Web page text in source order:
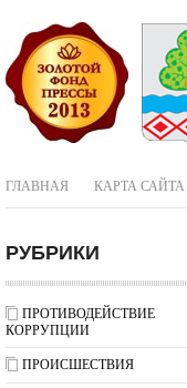
ГЛАВНАЯ КАРТА САЙТА
РУБРИКИ
ПРОТИВОДЕЙСТВИЕ
КОРРУПЦИИ
ПРОИСШЕСТВИЯ